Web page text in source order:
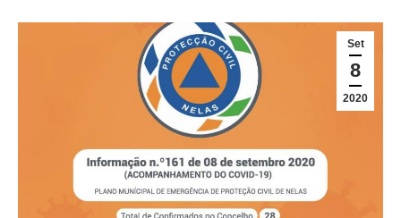
Set
8
2020